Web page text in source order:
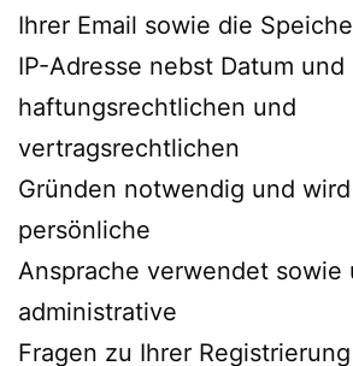
Ihrer Email sowie die
IP-Adresse nebst Datum
haftungsrechtlichen und
vertragsrechtlichen
Gründen notwendig und
persönliche
Ansprache verwendet sowie
administrative
Fragen zu Ihrer